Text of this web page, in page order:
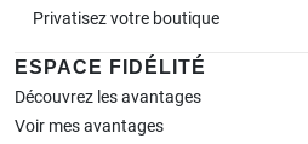
Privatisez votre boutique
ESPACE FIDÉLITÉ
Découvrez les avantages
Voir mes avantages